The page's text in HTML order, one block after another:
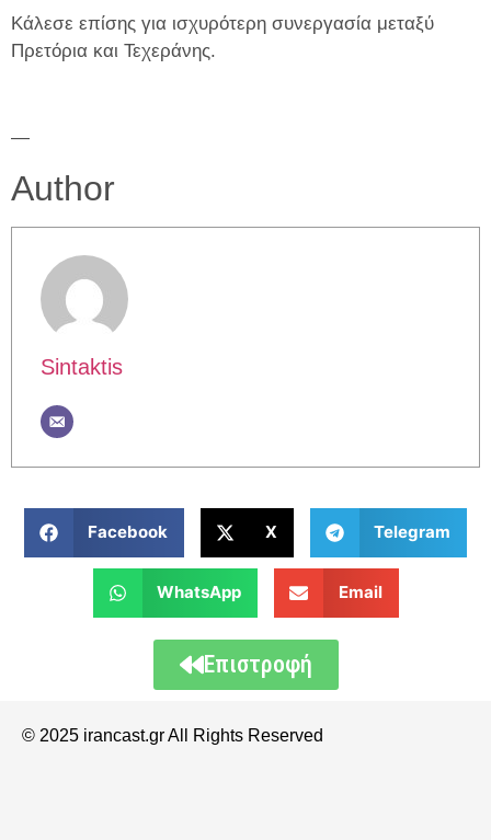
Κάλεσε επίσης για ισχυρότερη συνεργασία μεταξύ
Πρετόρια και Τεχεράνης.
—
Author
Sintaktis
Facebook X Telegram
WhatsApp Email
Επιστροφή
© 2025 irancast.gr All Rights Reserved